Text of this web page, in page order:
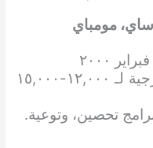
مومباي
أجرى فحوصات طبية خارجية لـ ١٢,٠٠٠-١٥,٠٠٠
تحصين، وتوعية.